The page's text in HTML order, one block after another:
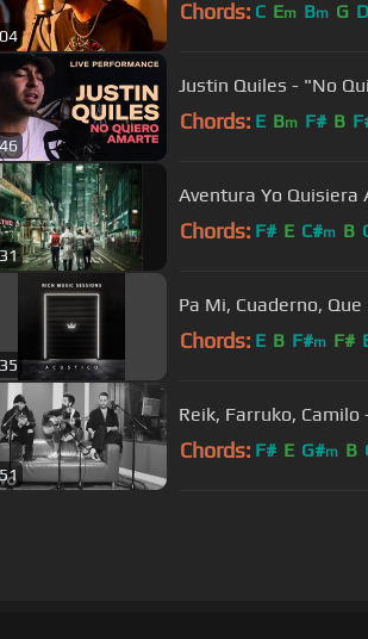
Chords: C Em Bm G D
Justin Quiles - "No
Chords: E Bm F# B
Aventura Yo
Chords: F# E C#m B
Pa Mi, Cuaderno,
Chords: E B F#m F#
Reik, Farruko, Camilo
Chords: F# E G#m B